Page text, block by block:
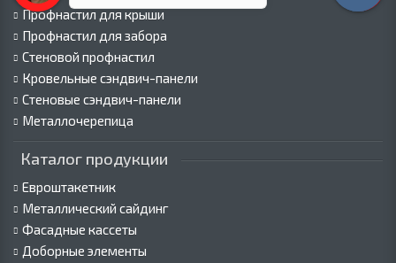
Профнастил для крыши
Профнастил для забора
Стеновой профнастил
Кровельные сэндвич-панели
Стеновые сэндвич-панели
Металлочерепица
Каталог продукции
Евроштакетник
Металлический сайдинг
Фасадные кассеты
Доборные элементы